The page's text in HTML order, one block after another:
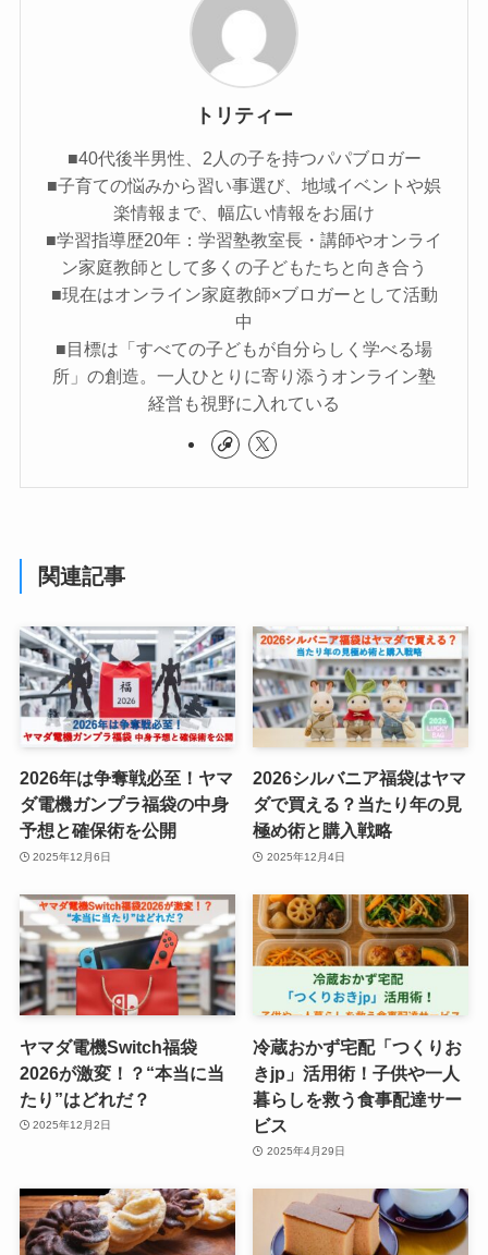
トリティー
■40代後半男性、2人の子を持つパパブロガー
■子育ての悩みから習い事選び、地域イベントや娯
楽情報まで、幅広い情報をお届け
■学習指導歴20年：学習塾教室長・講師やオンライ
ン家庭教師として多くの子どもたちと向き合う
■現在はオンライン家庭教師×ブロガーとして活動
中
■目標は「すべての子どもが自分らしく学べる場
所」の創造。一人ひとりに寄り添うオンライン塾
経営も視野に入れている
関連記事
2026年は争奪戦必至！ヤマ
ダ電機ガンプラ福袋の中身
予想と確保術を公開
2025年12月6日
2026シルバニア福袋はヤマ
ダで買える？当たり年の見
極め術と購入戦略
2025年12月4日
ヤマダ電機Switch福袋
2026が激変！？“本当に当
たり”はどれだ？
2025年12月2日
冷蔵おかず宅配「つくりお
きjp」活用術！子供や一人
暮らしを救う食事配達サー
ビス
2025年4月29日